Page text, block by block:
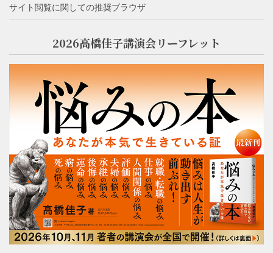
サイト閲覧に関しての推奨ブラウザ
2026高橋佳子講演会リーフレット